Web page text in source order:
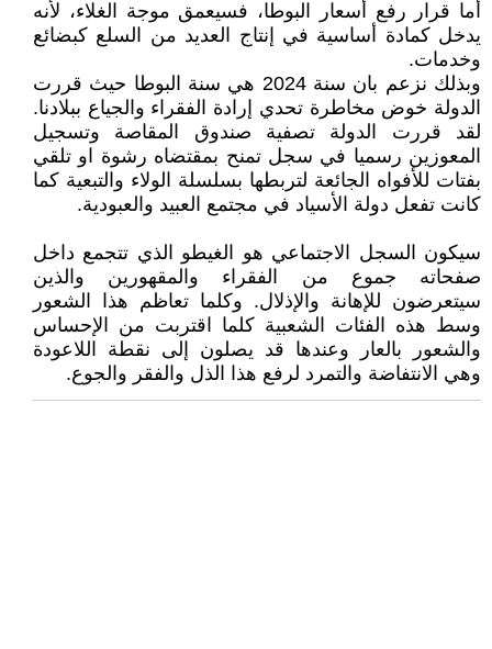
أما قرار رفع أسعار البوطا، فسيعمق موجة الغلاء، لأنه
يدخل كمادة أساسية في إنتاج العديد من السلع كبضائع
وخدمات.
وبذلك نزعم بان سنة 2024 هي سنة البوطا حيث قررت
الدولة خوض مخاطرة تحدي إرادة الفقراء والجياع ببلادنا.
لقد قررت الدولة تصفية صندوق المقاصة وتسجيل
المعوزين رسميا في سجل تمنح بمقتضاه رشوة او تلقي
بفتات للأفواه الجائعة لتربطها بسلسلة الولاء والتبعية كما
كانت تفعل دولة الأسياد في مجتمع العبيد والعبودية.
سيكون السجل الاجتماعي هو الغيطو الذي تتجمع داخل
صفحاته جموع من الفقراء والمقهورين والذين
سيتعرضون للإهانة والإذلال. وكلما تعاظم هذا الشعور
وسط هذه الفئات الشعبية كلما اقتربت من الإحساس
والشعور بالعار وعندها قد يصلون إلى نقطة اللاعودة
وهي الانتفاضة والتمرد لرفع هذا الذل والفقر والجوع.